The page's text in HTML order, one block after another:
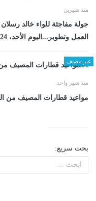
منذ شهرين
جولة مفاجئة للواء خالد
العمل وتطوير...اليوم الأحد، 24 مايو 2026 11:40 صـ
غير مصنف
منذ شهر واحد
مواعيد قطارات المصيف من
بحث سريع: